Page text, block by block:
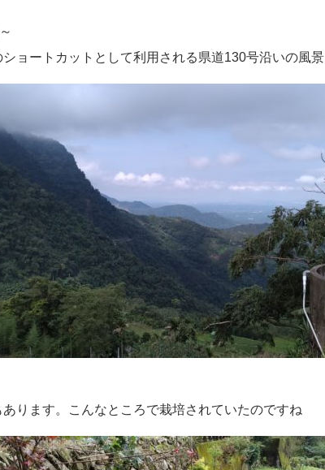
ショートカットとして利用される県道130号沿いの風景
ります。こんなところで栽培されていたのですね